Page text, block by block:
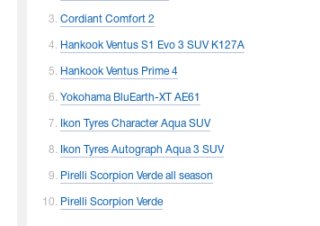
Cordiant Comfort 2
Hankook Ventus S1 Evo 3 SUV K127A
Hankook Ventus Prime 4
Yokohama BluEarth-XT AE61
Ikon Tyres Character Aqua SUV
Ikon Tyres Autograph Aqua 3 SUV
Pirelli Scorpion Verde all season
Pirelli Scorpion Verde